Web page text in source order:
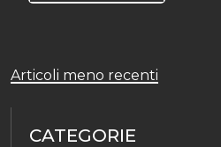
Navigazione
articoli
Articoli meno recenti
CATEGORIE